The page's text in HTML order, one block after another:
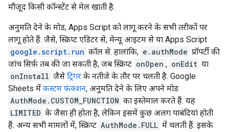
मौजूद किसी कॉन्स्टेंट से मेल खाती है.
अनुमति देने के मोड, Apps Script को लागू करने के सभी तरीकों पर
लागू होते हैं. जैसे, स्क्रिप्ट एडिटर से, मेन्यू आइटम से या Apps Script
google.script.run कॉल से. हालांकि, e.authMode प्रॉपर्टी की
जांच सिर्फ़ तब की जा सकती है, जब स्क्रिप्ट onOpen , onEdit या
onInstall जैसे ट्रिगर के नतीजे के तौर पर चलती है. Google
Sheets में कस्टम फ़ंक्शन, अनुमति देने के लिए अपने मोड
AuthMode.CUSTOM_FUNCTION का इस्तेमाल करते हैं. यह
LIMITED के जैसा ही होता है, लेकिन इसमें कुछ अलग पाबंदियां होती
हैं. अन्य सभी मामलों में, स्क्रिप्ट AuthMode.FULL में चलती हैं. इसके